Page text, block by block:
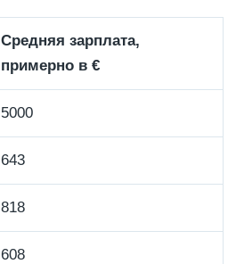
Средняя зарплата,
примерно в €
5000
643
818
608